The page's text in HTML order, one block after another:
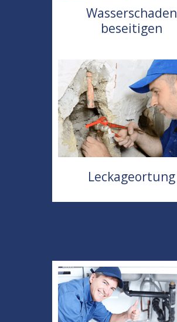
Wasserschaden
beseitigen
Leckageortung